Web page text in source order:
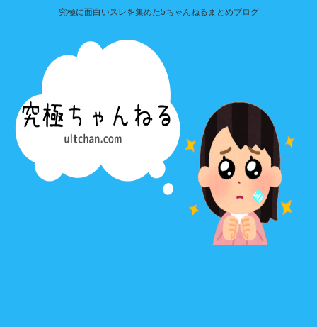
究極に面白いスレを集めた5ちゃんねるまとめブログ